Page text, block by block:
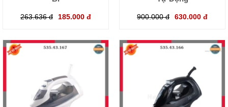
263.636 đ 185.000 đ 900.000 đ 630.000 đ